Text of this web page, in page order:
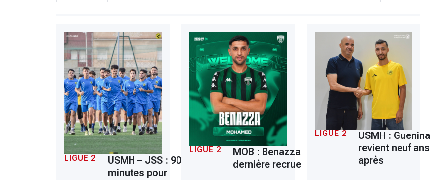
LIGUE 2
USMH – JSS : 90
minutes pour
LIGUE 2
MOB : Benazza
dernière recrue
LIGUE 2
USMH : Guenina
revient neuf ans
après